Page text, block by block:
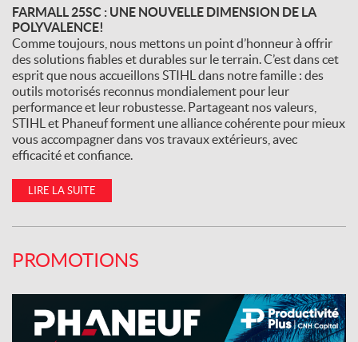
FARMALL 25SC : UNE NOUVELLE DIMENSION DE LA
POLYVALENCE!
Comme toujours, nous mettons un point d’honneur à offrir
des solutions fiables et durables sur le terrain. C’est dans cet
esprit que nous accueillons STIHL dans notre famille : des
outils motorisés reconnus mondialement pour leur
performance et leur robustesse. Partageant nos valeurs,
STIHL et Phaneuf forment une alliance cohérente pour mieux
vous accompagner dans vos travaux extérieurs, avec
efficacité et confiance.
LIRE LA SUITE
PROMOTIONS